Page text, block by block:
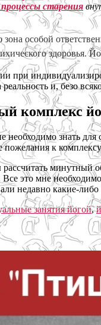
старения
особой
при
и, безо
комплекс
знать для
к
это мне
недавно какие-
занятия йогой,